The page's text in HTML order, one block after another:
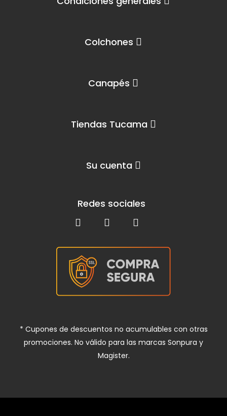
Colchones
Canapés
Tiendas Tucama
Su cuenta
Redes sociales
* Cupones de descuentos no acumulables con otras
promociones. No válido para las marcas Sonpura y
Magister.